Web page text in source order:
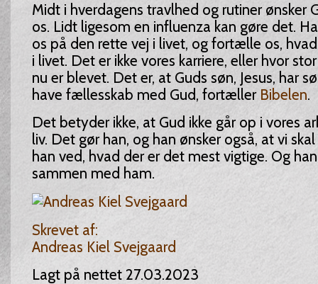
Midt i hverdagens travlhed og rutiner ønsker
os. Lidt ligesom en influenza kan gøre det.
os på den rette vej i livet, og fortælle os,
i livet. Det er ikke vores karriere, eller hvor
nu er blevet. Det er, at Guds søn, Jesus, har
have fællesskab med Gud, fortæller Bibelen.
Det betyder ikke, at Gud ikke går op i vores
liv. Det gør han, og han ønsker også, at vi
han ved, hvad der er det mest vigtige. Og
sammen med ham.
Skrevet af:
Andreas Kiel Svejgaard
Lagt på nettet 27.03.2023